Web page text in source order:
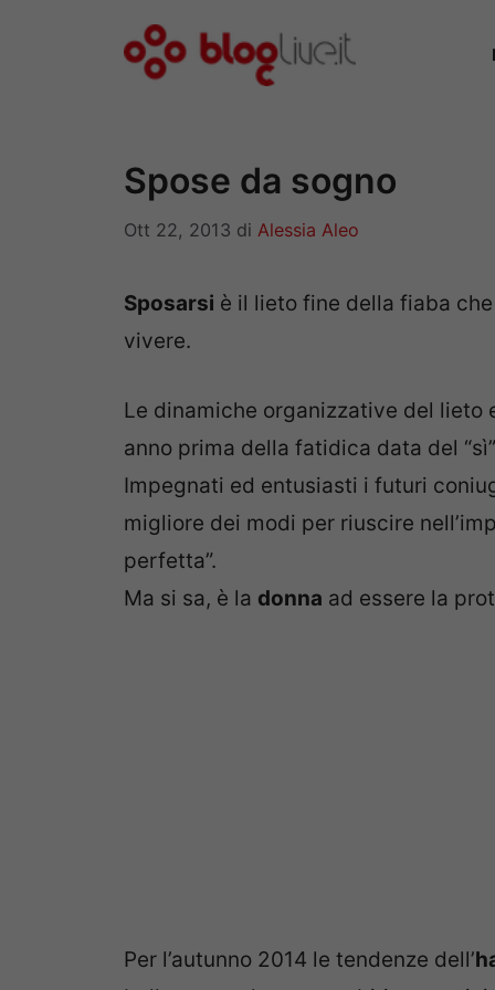
Spose da sogno
Ott 22, 2013 di Alessia Aleo
Sposarsi è il lieto fine della fiaba
vivere.
Le dinamiche organizzative del lieto
anno prima della fatidica data del
Impegnati ed entusiasti i futuri
migliore dei modi per riuscire
perfetta”.
Ma si sa, è la donna ad essere la
Per l’autunno 2014 le tendenze dell’